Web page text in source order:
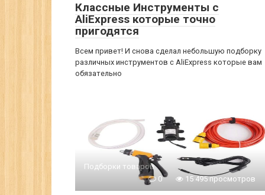
Классные Инструменты с
AliExpress которые точно
пригодятся
Всем привет! И снова сделал небольшую подборку
различных инструментов с AliExpress которые вам
обязательно
Подборки товаров
0
15 495 просмотров